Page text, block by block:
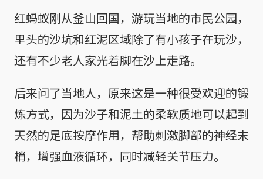
红蚂蚁刚从釜山回国，游玩当地的市民公园，
里头的沙坑和红泥区域除了有小孩子在玩沙，
还有不少老人家光着脚在沙上走路。
后来问了当地人，原来这是一种很受欢迎的锻
炼方式，因为沙子和泥土的柔软质地可以起到
天然的足底按摩作用，帮助刺激脚部的神经末
梢，增强血液循环，同时减轻关节压力。